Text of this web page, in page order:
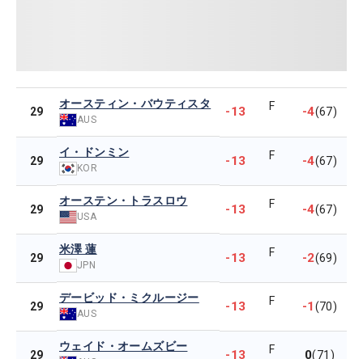
29
オースティン・バウティスタ
AUS
-13 F -4(67)
29
イ・ドンミン
KOR -13 F -4(67)
29
オーステン・トラスロウ
USA -13 F -4(67)
29
米澤 蓮
JPN -13 F -2(69)
29
デービッド・ミクルージー
AUS -13 F -1(70)
29
ウェイド・オームズビー
-13 F 0(71)